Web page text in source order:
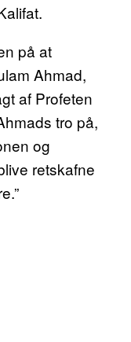
på at
Ahmad,
af Profeten
tro på,
og
retskafne